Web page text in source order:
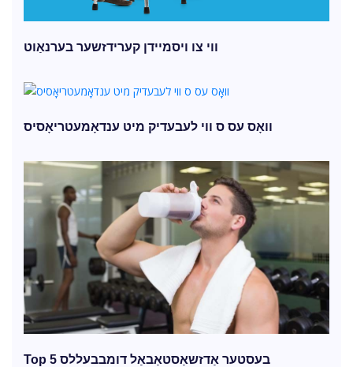
ווי צו ויסמיידן קערידזשער בערנאַוט
וואָס עס ס ווי לעבעדיק מיט ענדאָמעטריאָסיס
Top 5 בעסטער אַדזשאַסטאַבאַל דומבבעללס